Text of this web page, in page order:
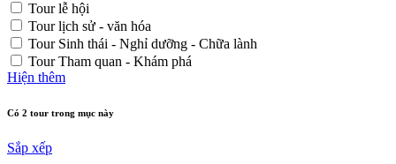
Tour lễ hội
Tour lịch sử - văn hóa
Tour Sinh thái - Nghỉ dưỡng - Chữa lành
Tour Tham quan - Khám phá
Hiện thêm
Có 2 tour trong mục này
Sắp xếp